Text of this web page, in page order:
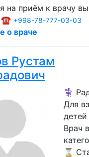
на приём к врачу
☎️ +998-78-777-03-03
о враче
Рустам
⚕️
Для
детей
Врач
⌛